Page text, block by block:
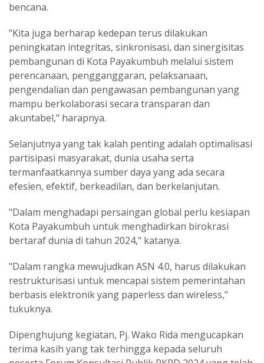
bencana.
"Kita juga berharap kedepan terus dilakukan
peningkatan integritas, sinkronisasi, dan sinergisitas
pembangunan di Kota Payakumbuh melalui sistem
perencanaan, pengganggaran, pelaksanaan,
pengendalian dan pengawasan pembangunan yang
mampu berkolaborasi secara transparan dan
akuntabel," harapnya.
Selanjutnya yang tak kalah penting adalah optimalisasi
partisipasi masyarakat, dunia usaha serta
termanfaatkannya sumber daya yang ada secara
efesien, efektif, berkeadilan, dan berkelanjutan.
"Dalam menghadapi persaingan global perlu kesiapan
Kota Payakumbuh untuk menghadirkan birokrasi
bertaraf dunia di tahun 2024," katanya.
"Dalam rangka mewujudkan ASN 4.0, harus dilakukan
restrukturisasi untuk mencapai sistem pemerintahan
berbasis elektronik yang paperless dan wireless,"
tukuknya.
Dipenghujung kegiatan, Pj. Wako Rida mengucapkan
terima kasih yang tak terhingga kepada seluruh